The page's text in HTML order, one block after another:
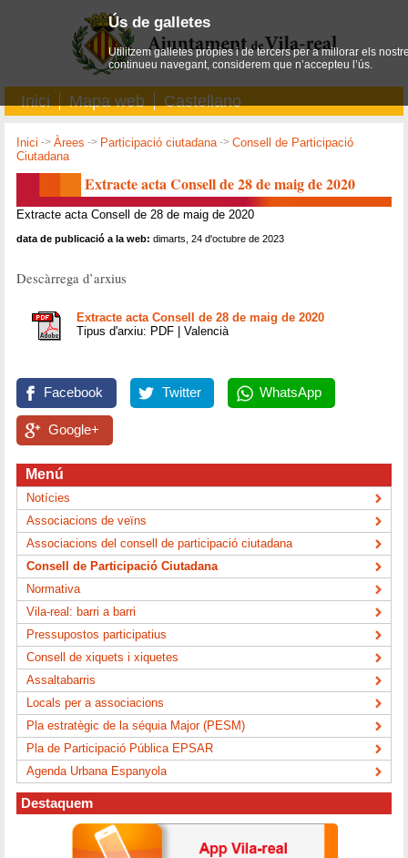
Inici Mapa web Castellano
Inici ->Àrees -> Participació ciutadana->Consell de Participació
Ciutadana
Extracte acta Consell de 28 de maig de 2020
Extracte acta Consell de 28 de maig de 2020
data de publicació a la web: dimarts, 24 d'octubre de 2023
Descàrrega d’arxius
Extracte acta Consell de 28 de maig de 2020
Tipus d'arxiu: PDF | Valencià
Facebook Twitter WhatsApp
Google+
Menú
Notícies
Associacions de veïns
Associacions del consell de participació ciutadana
Consell de Participació Ciutadana
Normativa
Vila-real: barri a barri
Pressupostos participatius
Consell de xiquets i xiquetes
Assaltabarris
Locals per a associacions
Pla estratègic de la séquia Major (PESM)
Pla de Participació Pública EPSAR
Agenda Urbana Espanyola
Destaquem
Ús de galletes
Utilitzem galletes pròpies i de tercers per a millorar els
continueu navegant, considerem que n’accepteu l’ús.